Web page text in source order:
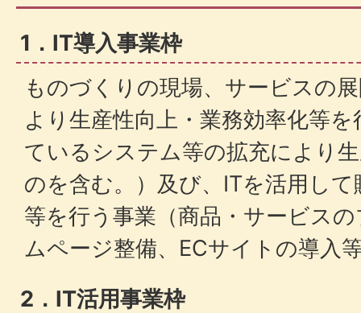
1．IT導入事業枠
ものづくりの現場、サービスの
より生産性向上・業務効率化等
ているシステム等の拡充により
のを含む。）及び、ITを活用し
等を行う事業（商品・サービス
ムページ整備、ECサイトの導入
2．IT活用事業枠